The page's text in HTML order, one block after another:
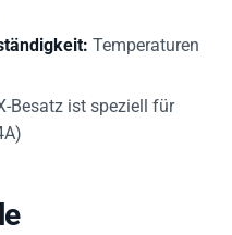
Temperaturen
Besatz ist speziell für